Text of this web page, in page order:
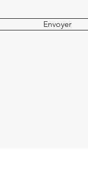
Envoyer